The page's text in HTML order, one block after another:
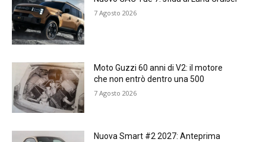
7 Agosto 2026
Moto Guzzi 60 anni di V2: il motore
che non entrò dentro una 500
7 Agosto 2026
Nuova Smart #2 2027: Anteprima